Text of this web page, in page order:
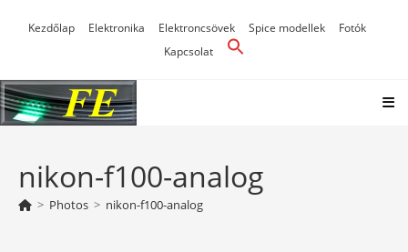
Kezdőlap Elektronika Elektroncsövek Spice modellek
Fotók
Kapcsolat
nikon-f100-analog
> Photos > nikon-f100-analog